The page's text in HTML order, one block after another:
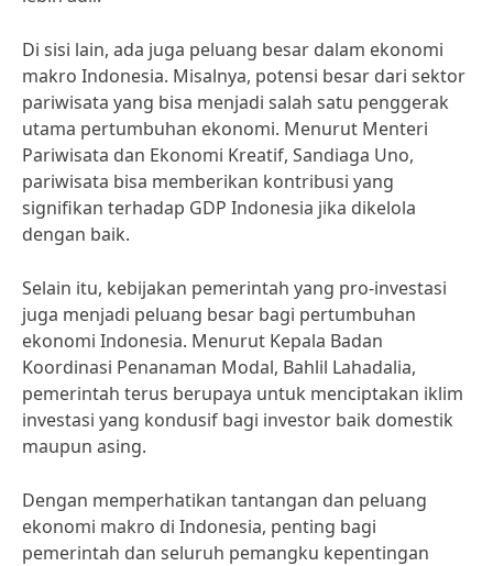
Di sisi lain, ada juga peluang besar dalam ekonomi
makro Indonesia. Misalnya, potensi besar dari sektor
pariwisata yang bisa menjadi salah satu penggerak
utama pertumbuhan ekonomi. Menurut Menteri
Pariwisata dan Ekonomi Kreatif, Sandiaga Uno,
pariwisata bisa memberikan kontribusi yang
signifikan terhadap GDP Indonesia jika dikelola
dengan baik.
Selain itu, kebijakan pemerintah yang pro-investasi
juga menjadi peluang besar bagi pertumbuhan
ekonomi Indonesia. Menurut Kepala Badan
Koordinasi Penanaman Modal, Bahlil Lahadalia,
pemerintah terus berupaya untuk menciptakan iklim
investasi yang kondusif bagi investor baik domestik
maupun asing.
Dengan memperhatikan tantangan dan peluang
ekonomi makro di Indonesia, penting bagi
pemerintah dan seluruh pemangku kepentingan